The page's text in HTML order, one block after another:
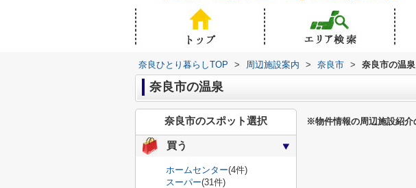
奈良ひとり暮らしTOP > 周辺施設案内 > 奈良市 > 奈良市の温泉
奈良市の温泉
※物件情報の周辺施設紹介
奈良市のスポット選択
買う
ホームセンター(4件)
スーパー(31件)